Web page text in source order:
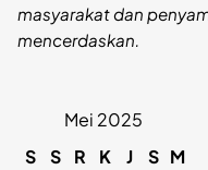
masyarakat dan
mencerdaskan.
Mei 2025
S
S R K J S M